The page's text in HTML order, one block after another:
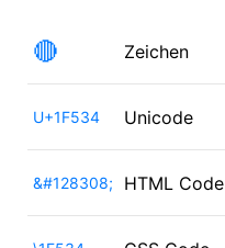
🔴 Zeichen
U+1F534 Unicode
&#128308; HTML Code